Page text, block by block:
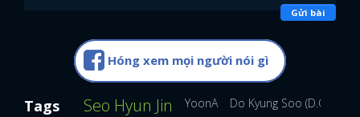
Gửi bài
Hóng xem mọi người nói gì
Tags Seo Hyun Jin YoonA Do Kyung Soo (D.O.)